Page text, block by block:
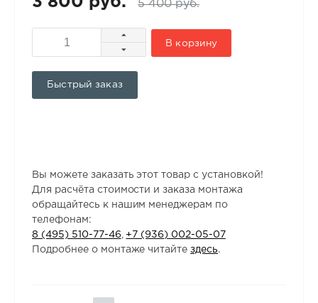
5 400 руб.
В корзину
Быстрый заказ
Вы можете заказать этот товар с установкой!
Для расчёта стоимости и заказа монтажа
обращайтесь к нашим менеджерам по
телефонам:
8 (495) 510-77-46
+7 (936) 002-05-07
Подробнее о монтаже читайтездесь.